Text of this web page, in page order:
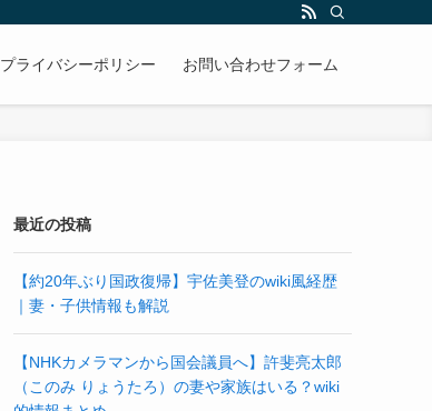
プライバシーポリシー お問い合わせフォーム
最近の投稿
【約20年ぶり国政復帰】宇佐美登のwiki風経歴
｜妻・子供情報も解説
【NHKカメラマンから国会議員へ】許斐亮太郎
（このみ りょうたろ）の妻や家族はいる？wiki